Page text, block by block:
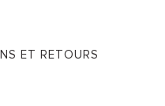
ET RETOURS